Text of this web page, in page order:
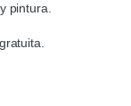
pintura.